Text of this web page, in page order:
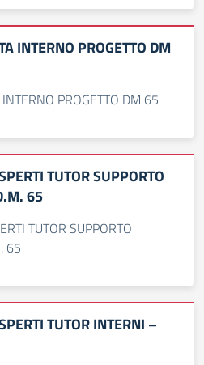
INTERNO PROGETTO DM
PROGETTO DM 65
TUTOR SUPPORTO
65
TUTOR SUPPORTO
65
TUTOR INTERNI –